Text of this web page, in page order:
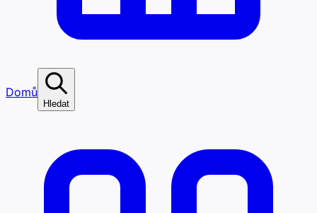
Domů
Hledat